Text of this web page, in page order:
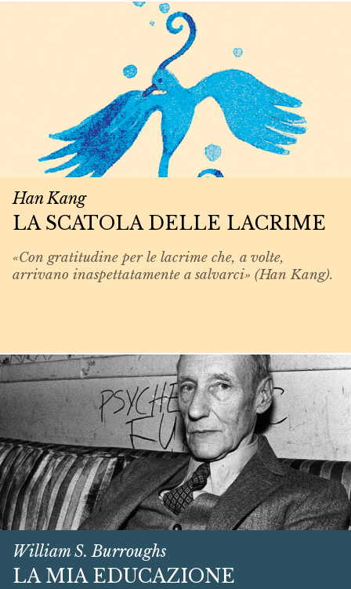
Han Kang
LA SCATOLA DELLE LACRIME
«Con gratitudine per le lacrime che, a volte,
arrivano inaspettatamente a salvarci» (Han Kang).
William S. Burroughs
LA MIA EDUCAZIONE